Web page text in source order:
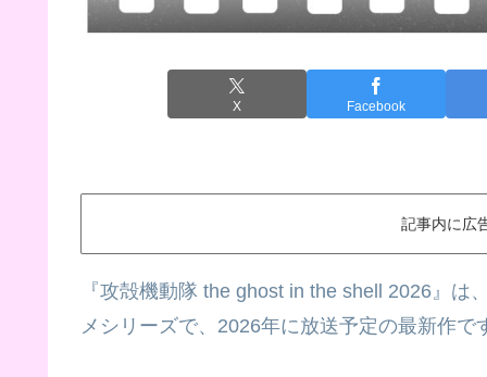
X Facebook
記事内に広
『攻殻機動隊 the ghost in the shell 2026』
メシリーズで、2026年に放送予定の最新作で